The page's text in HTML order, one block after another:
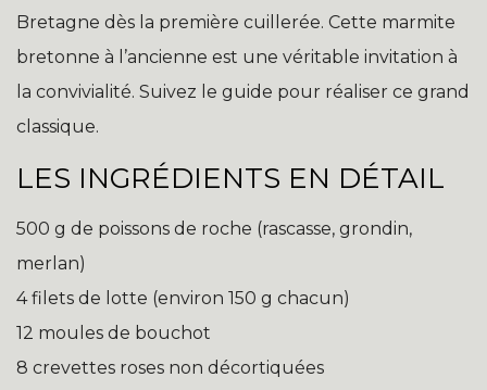
Bretagne dès la première cuillerée. Cette marmite
bretonne à l’ancienne est une véritable invitation à
la convivialité. Suivez le guide pour réaliser ce grand
classique.
LES INGRÉDIENTS EN DÉTAIL
500 g de poissons de roche (rascasse, grondin,
merlan)
4 filets de lotte (environ 150 g chacun)
12 moules de bouchot
8 crevettes roses non décortiquées